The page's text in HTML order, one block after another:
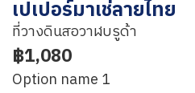
เปเปอร์มาเช่ลายไทย
ที่วางดินสอวาฬบรูด้า
฿1,080
Option name 1